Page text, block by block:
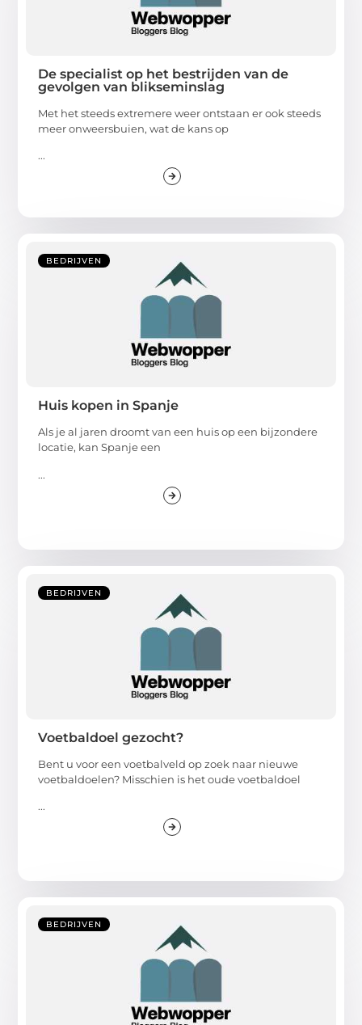
De specialist op het bestrijden van de
gevolgen van blikseminslag
Met het steeds extremere weer ontstaan er ook steeds
meer onweersbuien, wat de kans op
...
BEDRIJVEN
Huis kopen in Spanje
Als je al jaren droomt van een huis op een bijzondere
locatie, kan Spanje een
...
BEDRIJVEN
Voetbaldoel gezocht?
Bent u voor een voetbalveld op zoek naar nieuwe
voetbaldoelen? Misschien is het oude voetbaldoel
...
BEDRIJVEN